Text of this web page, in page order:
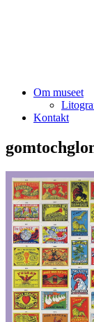
Om museet
Kontakt